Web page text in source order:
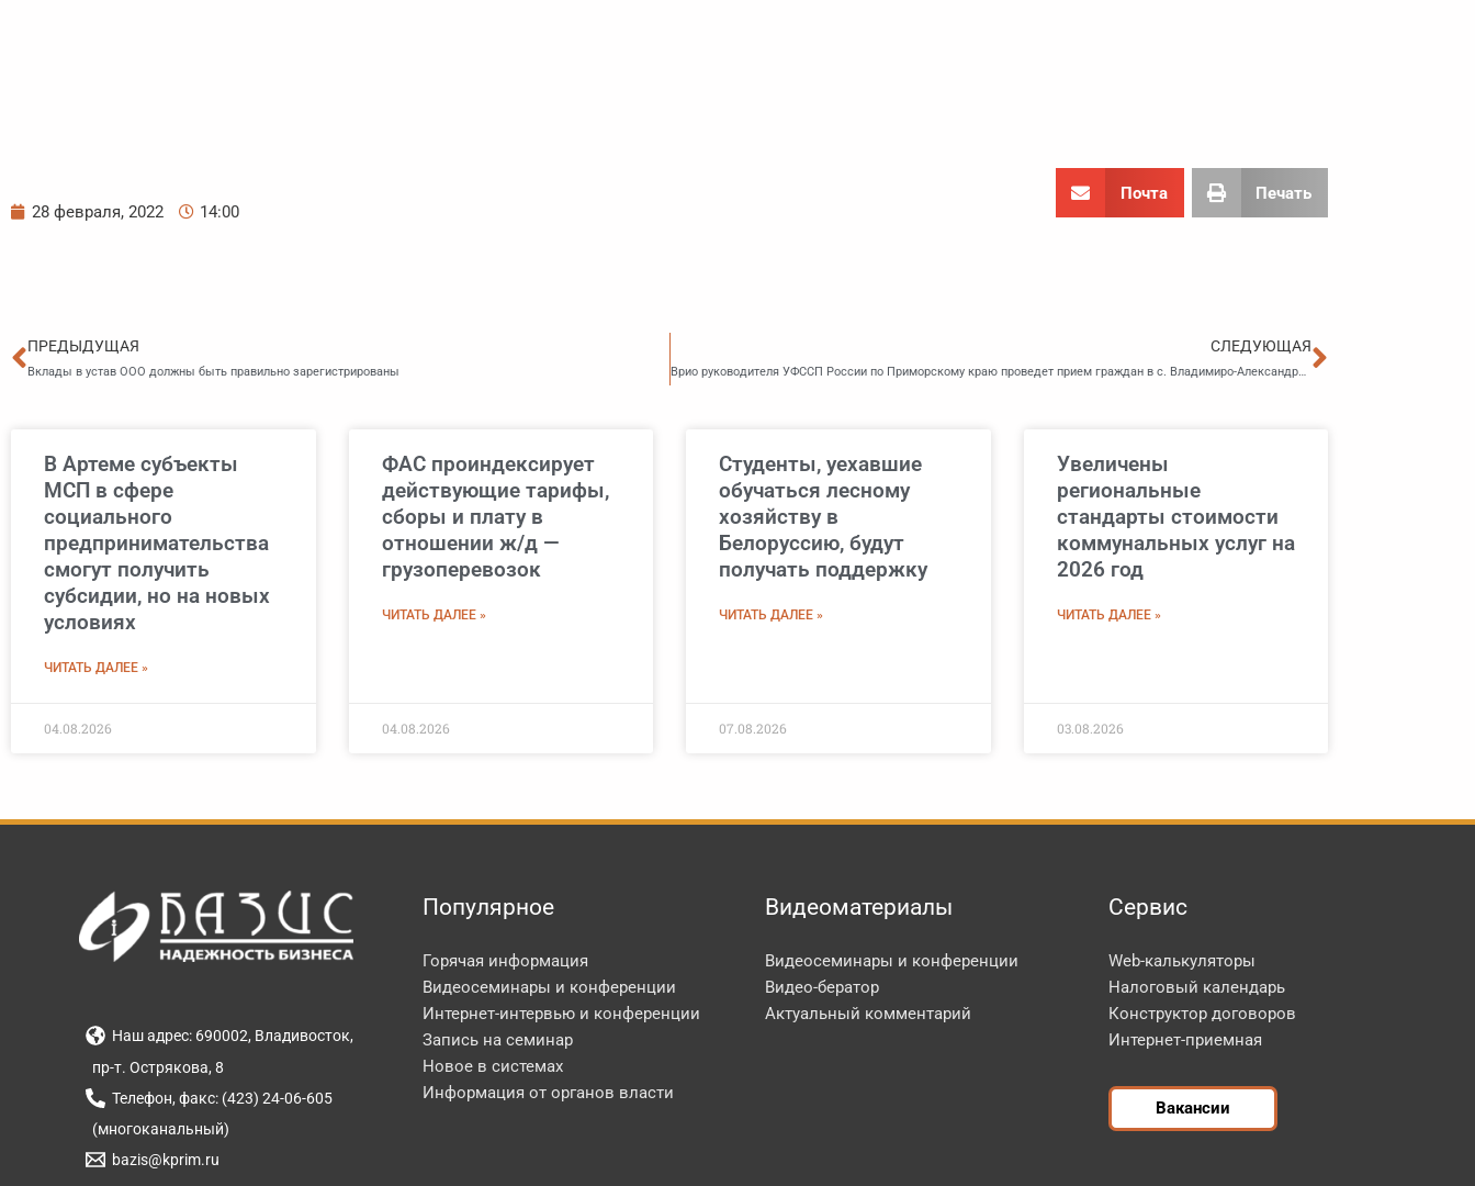
28 февраля, 2022 14:00
Почта Печать
Пред
ПРЕДЫДУЩАЯ
Вклады в устав ООО должны быть правильно зарегистрированы
СЛЕДУЮЩАЯ
Врио руководителя УФССП России по Приморскому краю проведет прием граждан в с. Владимиро-Александровское Партизанского района
В Артеме субъекты
МСП в сфере
социального
предпринимательства
смогут получить
субсидии, но на новых
условиях
ЧИТАТЬ ДАЛЕЕ »
04.08.2026
ФАС проиндексирует
действующие тарифы,
сборы и плату в
отношении ж/д —
грузоперевозок
ЧИТАТЬ ДАЛЕЕ »
04.08.2026
Студенты, уехавшие
обучаться лесному
хозяйству в
Белоруссию, будут
получать поддержку
ЧИТАТЬ ДАЛЕЕ »
07.08.2026
Увеличены
региональные
стандарты стоимости
коммунальных услуг на
2026 год
ЧИТАТЬ ДАЛЕЕ »
03.08.2026
Наш адрес: 690002, Владивосток,
пр-т. Острякова, 8
Телефон, факс: (423) 24-06-605
(многоканальный)
bazis@kprim.ru
Популярное
Горячая информация
Видеосеминары и конференции
Интернет-интервью и конференции
Запись на семинар
Новое в системах
Информация от органов власти
Видеоматериалы
Видеосеминары и конференции
Видео-бератор
Актуальный комментарий
Сервис
Web-калькуляторы
Налоговый календарь
Конструктор договоров
Интернет-приемная
Вакансии